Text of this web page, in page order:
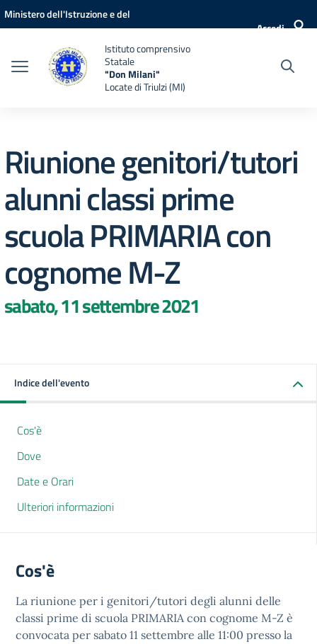
Vai ai contenuti
Vai al menu di navigazione
Vai al footer
Ministero dell'Istruzione e del
Accedi
Istituto comprensivo
Statale
"Don Milani"
Locate di Triulzi (MI)
Riunione genitori/tutori
alunni classi prime
scuola PRIMARIA con
cognome M-Z
sabato, 11 settembre 2021
Indice dell'evento
Cos'è
Dove
Date e Orari
Ulteriori informazioni
Cos'è
La riunione per i genitori/tutori degli alunni delle
classi prime di scuola PRIMARIA con cognome M-Z è
convocata per sabato 11 settembre alle 11:00 presso la